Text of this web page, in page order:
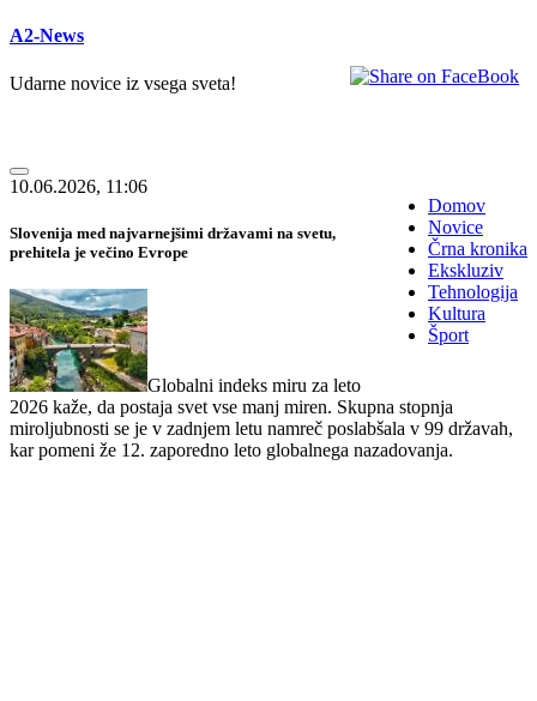
A2-News
Udarne novice iz vsega sveta!
Domov
Novice
Črna kronika
Ekskluziv
Tehnologija
Kultura
Šport
10.06.2026, 11:06
Slovenija med najvarnejšimi državami na svetu,
prehitela je večino Evrope
Globalni indeks miru za leto
2026 kaže, da postaja svet vse manj miren. Skupna stopnja
miroljubnosti se je v zadnjem letu namreč poslabšala v 99 državah,
kar pomeni že 12. zaporedno leto globalnega nazadovanja.